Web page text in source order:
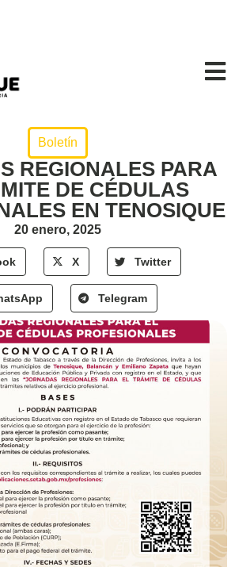
Boletín
REGIONALES PARA
DE CÉDULAS
EN TENOSIQUE
20 enero, 2025
X Twitter
Telegram